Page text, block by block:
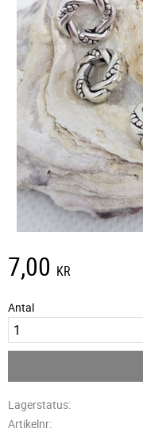
7,00 KR
Antal
Lagerstatus
Artikelnr